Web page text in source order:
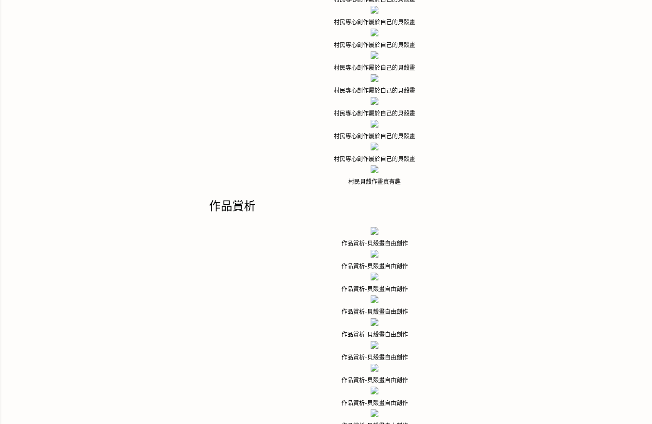
村民專心創作屬於自己的貝殼畫
村民專心創作屬於自己的貝殼畫
村民專心創作屬於自己的貝殼畫
村民專心創作屬於自己的貝殼畫
村民專心創作屬於自己的貝殼畫
村民專心創作屬於自己的貝殼畫
村民專心創作屬於自己的貝殼畫
村民貝殼作畫真有趣
作品賞析
作品賞析-貝殼畫自由創作
作品賞析-貝殼畫自由創作
作品賞析-貝殼畫自由創作
作品賞析-貝殼畫自由創作
作品賞析-貝殼畫自由創作
作品賞析-貝殼畫自由創作
作品賞析-貝殼畫自由創作
作品賞析-貝殼畫自由創作